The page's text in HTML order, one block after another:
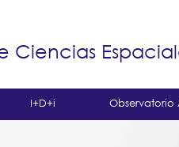
I+D+i Observatorio